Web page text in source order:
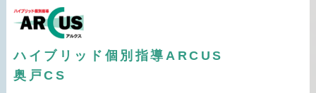
ハイブリッド個別指導ARCUS
奥戸CS